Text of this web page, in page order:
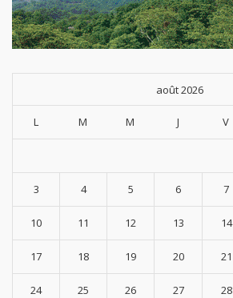
août 2026
L M M J V
3 4 5 6 7
10 11 12 13 14
17 18 19 20 21
24 25 26 27 28